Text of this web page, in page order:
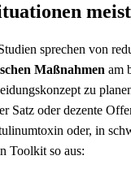
sprechen‌ von
Maßnahmen am
zu
Satz oder dezente
oder, in
⁤Toolkit ​so aus: